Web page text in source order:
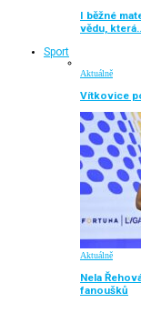
I běžné
vědu,
Sport
Aktuálně
Vítkovice
Aktuálně
Nela
fanoušků